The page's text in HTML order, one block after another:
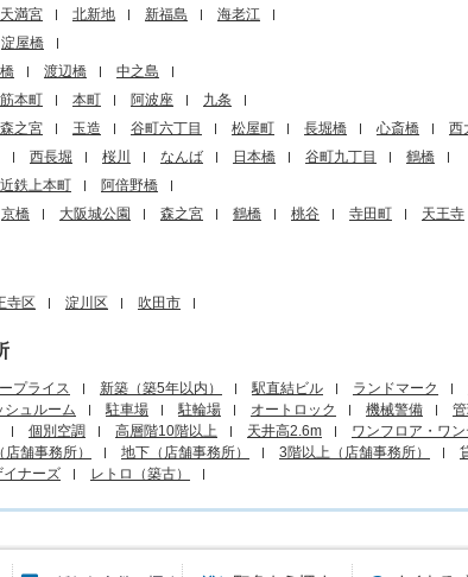
満宮
北新地 新福島
海老江
淀屋橋
渡辺橋
中之島
本町
本町 阿波座
九条
森之宮
玉造 谷町六丁目 松屋町 長堀橋 心斎橋 西
西長堀
桜川 なんば 日本橋 谷町九丁目
鶴橋
近鉄上本町
阿倍野橋
京橋
大阪城公園 森之宮 鶴橋 桃谷 寺田町 天王寺
寺区 淀川区 吹田市
プライス 新築（築5年以内） 駅直結ビル ランドマーク
シュルーム
駐車場 駐輪場 オートロック 機械警備
個別空調
高層階10階以上 天井高2.6m ワンフロア・ワン
店舗事務所）
地下（店舗事務所） 3階以上（店舗事務所）
イナーズ
レトロ（築古）
エリアから探す 目的から探す 町名から探す